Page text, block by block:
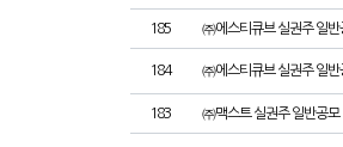
185 ㈜에스티큐브 실권주 일반
184 ㈜에스티큐브 실권주 일반
183 ㈜맥스트 실권주 일반공모